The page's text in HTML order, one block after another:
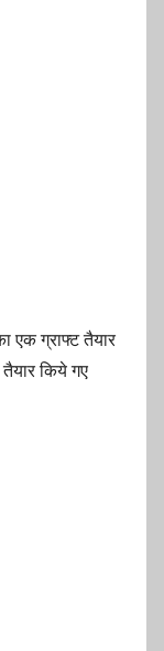
एक ग्राफ्ट तैयार
किये गए